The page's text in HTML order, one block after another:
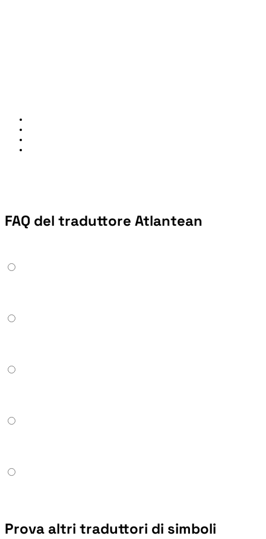
FAQ del traduttore Atlantean
Prova altri traduttori di simboli